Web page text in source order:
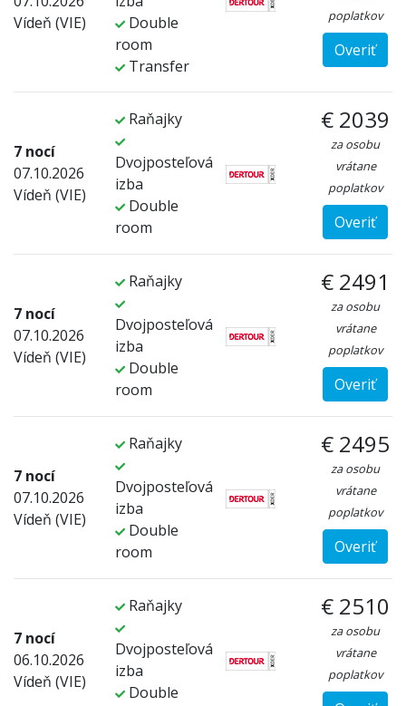
Vídeň (VIE)
Double
room
Transfer
poplatkov
Overiť
7 nocí
07.10.2026
Vídeň (VIE)
Raňajky
Dvojposteľová
izba
Double
room
€ 2039
za osobu
vrátane
poplatkov
Overiť
7 nocí
07.10.2026
Vídeň (VIE)
Raňajky
Dvojposteľová
izba
Double
room
€ 2491
za osobu
vrátane
poplatkov
Overiť
7 nocí
07.10.2026
Vídeň (VIE)
Raňajky
Dvojposteľová
izba
Double
room
€ 2495
za osobu
vrátane
poplatkov
Overiť
7 nocí
06.10.2026
Vídeň (VIE)
Raňajky
Dvojposteľová
izba
Double
€ 2510
za osobu
vrátane
poplatkov